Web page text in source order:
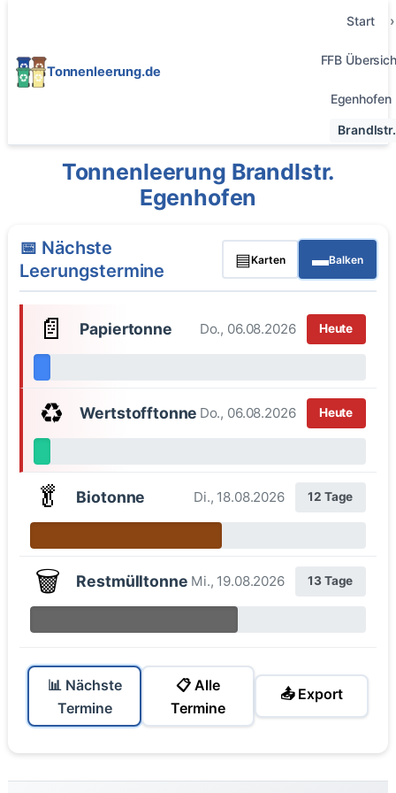
Tonnenleerung.de
Start
FFB
Egenhofen
Brandlstr.
Tonnenleerung Brandlstr.
Egenhofen
📅 Nächste
Leerungstermine
▤Karten ▬Balken
📄 Papiertonne Do., 06.08.2026 Heute
♻️ Wertstofftonne Do., 06.08.2026 Heute
🥬 Biotonne Di., 18.08.2026 12 Tage
🗑️ Restmülltonne Mi., 19.08.2026 13 Tage
📊 Nächste
Termine
📋 Alle
Termine
📤 Export